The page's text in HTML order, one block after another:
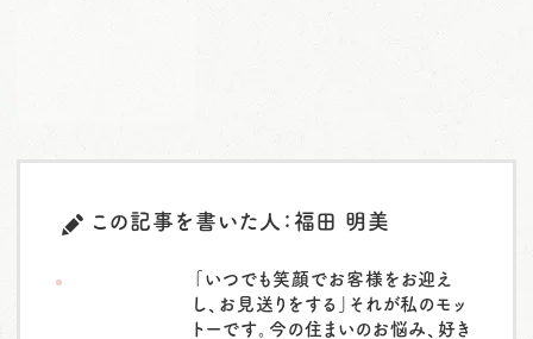
この記事を書いた人：福田 明美
「いつでも笑顔でお客様をお迎え
し、お見送りをする」それが私のモッ
トーです。今の住まいのお悩み、好き